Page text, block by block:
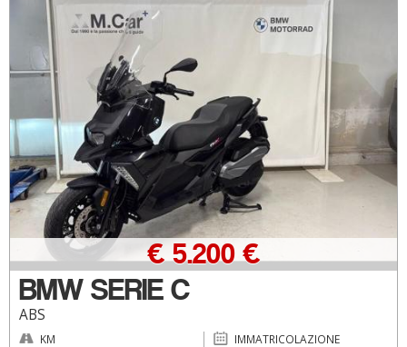
BMW SERIE C
ABS
€ 5.200 €
KM IMMATRICOLAZIONE